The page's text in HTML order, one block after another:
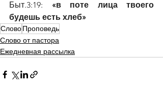
Быт.3:19: «в поте лица твоего
будешь есть хлеб»
СловоПроповедь
Слово от пастора
Ежедневная рассылка